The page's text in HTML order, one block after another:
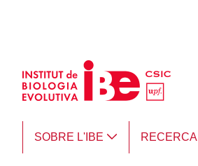
SOBRE L'IBE RECERCA